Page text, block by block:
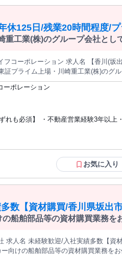
・防衛）などスケールの大きな仕事に
大学院 大学 高専 短大 専修学校 高校 語学
休125日/残業20時間程度/
重工業(株)のグループ会社とし
)/営業】年休125日/残業20時間程度/プライム上
業員を支える当社において、坂出支
動産仲介業者から情報収集し用地を
て契約締結 ■完成宅地の販売、販促イベント開催 募
イム上場・川崎重工G
ーポレーション
れも必須】 ・不動産営業経験3年以上
社と地域の住環境・職場環境の向上に
す。神戸を拠点に、工場・事務所の管
案支援を通じ、安全・安心と快適性を提
高専 短大 専修学校 高校 語学力： 資
お気に入り
数【資材購買/香川県坂出
船舶部品等の資材購買業務を
実
向けの船舶部品等の資材購買業務を